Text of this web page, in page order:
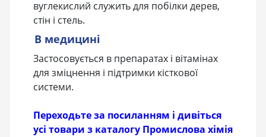
вуглекислий служить для побілки дерев,
стін і стель.
В медицині
Застосовується в препаратах і вітамінах
для зміцнення і підтримки кісткової
системи.
Переходьте за посиланням і дивіться
усі товари з каталогу Промислова хімія